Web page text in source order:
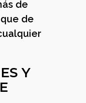
de
de
Y